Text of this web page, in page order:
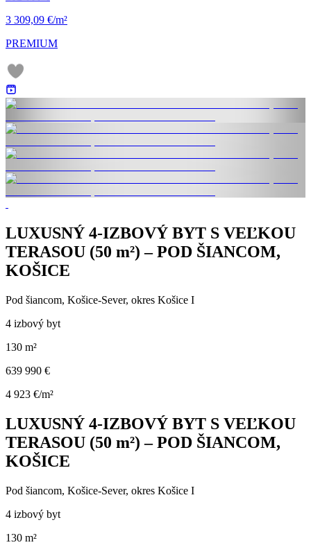
3 309,09 €/m²
PREMIUM
LUXUSNÝ 4-IZBOVÝ BYT S VEĽKOU
TERASOU (50 m²) – POD ŠIANCOM,
KOŠICE
Pod šiancom, Košice-Sever, okres Košice I
4 izbový byt
130 m²
639 990 €
4 923 €/m²
LUXUSNÝ 4-IZBOVÝ BYT S VEĽKOU
TERASOU (50 m²) – POD ŠIANCOM,
KOŠICE
Pod šiancom, Košice-Sever, okres Košice I
4 izbový byt
130 m²